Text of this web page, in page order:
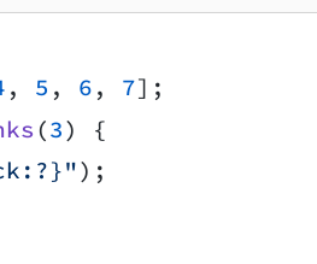
, 5 , 6 , 7];
(3) {
);